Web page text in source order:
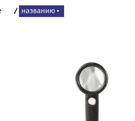
/ названию